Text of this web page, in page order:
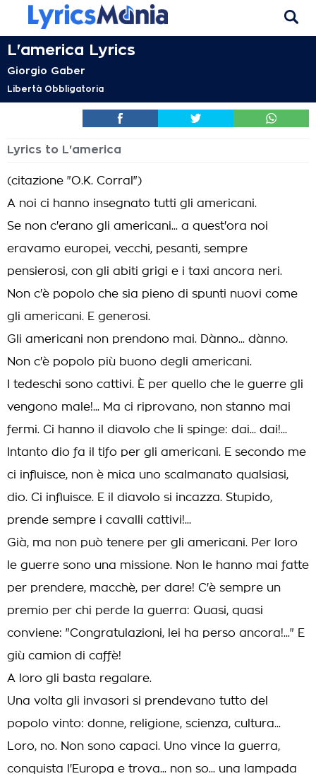
L'america Lyrics
Giorgio Gaber
Libertà Obbligatoria
Lyrics to L'america
(citazione "O.K. Corral")
A noi ci hanno insegnato tutti gli americani.
Se non c'erano gli americani... a quest'ora noi
eravamo europei, vecchi, pesanti, sempre
pensierosi, con gli abiti grigi e i taxi ancora neri.
Non c'è popolo che sia pieno di spunti nuovi come
gli americani. E generosi.
Gli americani non prendono mai. Dànno... dànno.
Non c'è popolo più buono degli americani.
I tedeschi sono cattivi. È per quello che le guerre gli
vengono male!... Ma ci riprovano, non stanno mai
fermi. Ci hanno il diavolo che li spinge: dai... dai!...
Intanto dio fa il tifo per gli americani. E secondo me
ci influisce, non è mica uno scalmanato qualsiasi,
dio. Ci influisce. E il diavolo si incazza. Stupido,
prende sempre i cavalli cattivi!...
Già, ma non può tenere per gli americani. Per loro
le guerre sono una missione. Non le hanno mai fatte
per prendere, macchè, per dare! C'è sempre un
premio per chi perde la guerra: Quasi, quasi
conviene: "Congratulazioni, lei ha perso ancora!..." E
giù camion di caffè!
A loro gli basta regalare.
Una volta gli invasori si prendevano tutto del
popolo vinto: donne, religione, scienza, cultura...
Loro, no. Non sono capaci. Uno vince la guerra,
conquista l'Europa e trova... non so... una lampada